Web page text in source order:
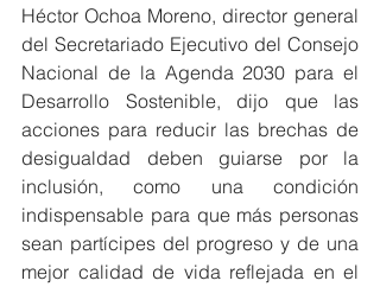
Héctor Ochoa Moreno, director general
del Secretariado Ejecutivo del Consejo
Nacional de la Agenda 2030 para el
Desarrollo Sostenible, dijo que las
acciones para reducir las brechas de
desigualdad deben guiarse por la
inclusión, como una condición
indispensable para que más personas
sean partícipes del progreso y de una
mejor calidad de vida reflejada en el